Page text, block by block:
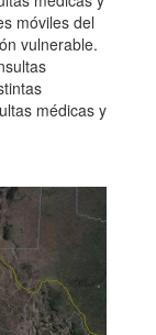
móviles del
vulnerable.
médicas y